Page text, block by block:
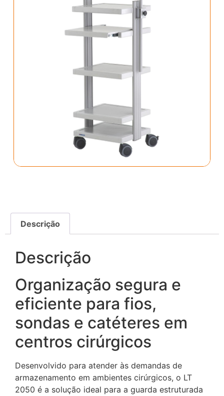
Descrição
Descrição
Organização segura e
eficiente para fios,
sondas e catéteres em
centros cirúrgicos
Desenvolvido para atender às demandas de
armazenamento em ambientes cirúrgicos, o LT
2050 é a solução ideal para a guarda estruturada